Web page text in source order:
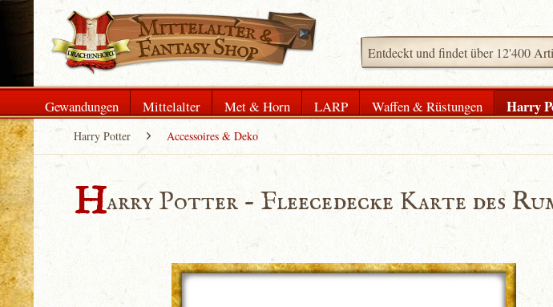
Gewandungen Mittelalter Met & Horn LARP Waffen & Rüstungen Harry
Harry Potter Accessoires & Deko
Harry Potter - Fleecedecke Karte des